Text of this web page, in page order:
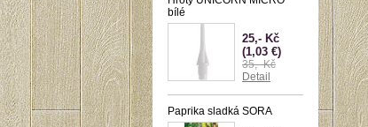
bílé
25,- Kč
(1,03 €)
35,- Kč
Detail
Paprika sladká SORA